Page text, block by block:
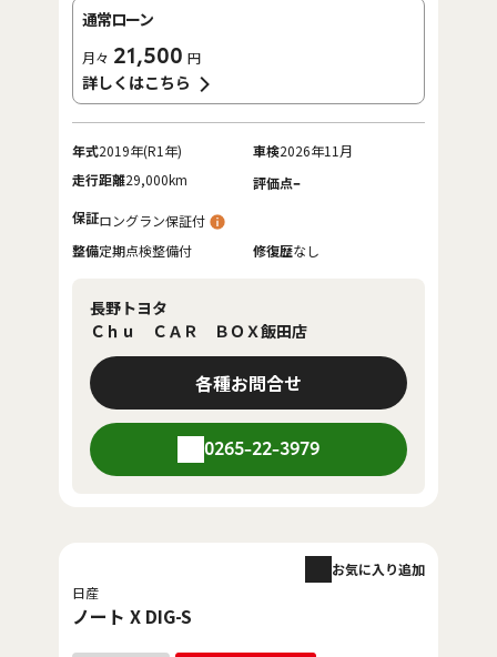
通常ローン
月々 21,500 円
詳しくはこちら
年式2019年(R1年) 車検2026年11月
走行距離29,000km 評価点-
保証ロングラン保証付
整備定期点検整備付 修復歴なし
長野トヨタ
Ｃｈｕ ＣＡＲ ＢＯＸ飯田店
各種お問合せ
0265-22-3979
日産
ノート X DIG-S
お気に入り追加